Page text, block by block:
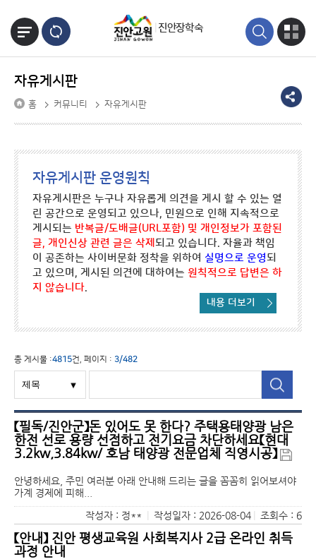
진안장학숙
자유게시판
홈 커뮤니티 자유게시판
자유게시판 운영원칙
자유게시판은 누구나 자유롭게 의견을 게시 할 수 있는 열
린 공간으로 운영되고 있으나, 민원으로 인해 지속적으로
게시되는 반복글/도배글(URL포함) 및 개인정보가 포함된
글, 개인신상 관련 글은 삭제 되고 있습니다. 자율과 책임
이 공존하는 사이버문화 정착을 위하여 실명으로 운영되
고 있으며, 게시된 의견에 대하여는 원칙적으로 답변은 하
지 않습니다.
내용 더보기
총 게시물 :4815건, 페이지 : 3/482
【필독/진안군】돈 있어도 못 한다? 주택용태양광 남은
한전 선로 용량 선점하고 전기요금 차단하세요【현대
3.2kw,3.84kw/ 호남 태양광 전문업체 직영시공】
안녕하세요, 주민 여러분 아래 안내해 드리는 글을 꼼꼼히 읽어보셔야
가계 경제에 피해...
작성자 : 정**
작성일자 : 2026-08-04 조회수 : 6
【안내】 진안 평생교육원 사회복지사 2급 온라인 취득
과정 안내